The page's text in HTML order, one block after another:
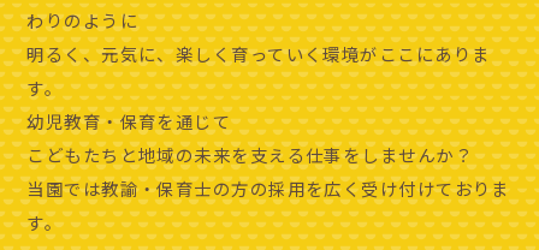
わりのように
明るく、元気に、楽しく育っていく環境がここにありま
す。
幼児教育・保育を通じて
こどもたちと地域の未来を支える仕事をしませんか？
当園では教諭・保育士の方の採用を広く受け付けておりま
す。